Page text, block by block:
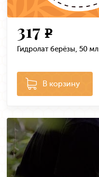
317 e
Гидролат берёзы, 50 мл.
В корзину